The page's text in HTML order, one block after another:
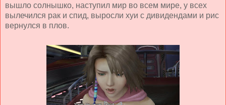
вышло солнышко, наступил мир во всем мире, у всех
вылечился рак и спид, выросли хуи с дивидендами и рис
вернулся в плов.